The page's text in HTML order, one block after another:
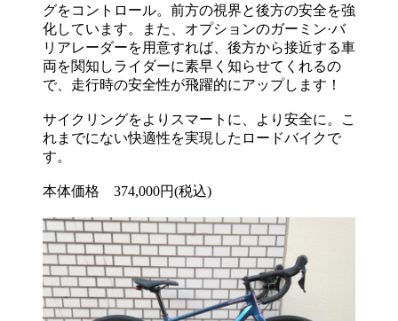
グをコントロール。前方の視界と後方の安全を強
化しています。また、オプションのガーミン·バ
リアレーダーを用意すれば、後方から接近する車
両を関知しライダーに素早く知らせてくれるの
で、走行時の安全性が飛躍的にアップします！
サイクリングをよりスマートに、より安全に。こ
れまでにない快適性を実現したロードバイクで
す。
本体価格 374,000円(税込)